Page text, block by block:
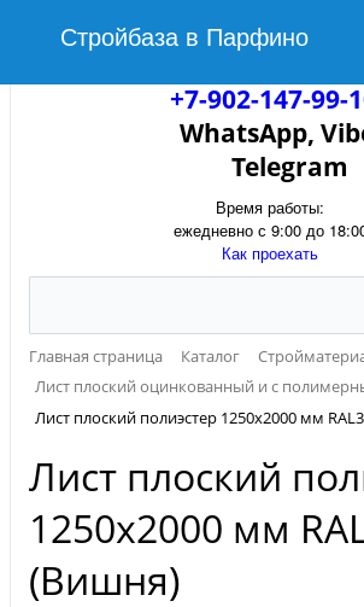
Стройбаза в Парфино
+7-902-147-99-
WhatsApp,
Telegram
Время работы:
ежедневно с 9:00 до
Как проехать
Главная страница Каталог
Лист плоский оцинкованный и с
Лист плоский полиэстер 1250х2000 мм
Лист плоский
1250х2000 мм
(Вишня)